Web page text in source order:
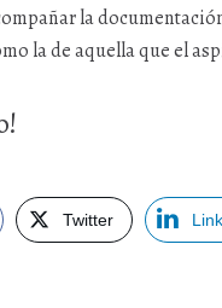
la
la de aquella que el
Twitter